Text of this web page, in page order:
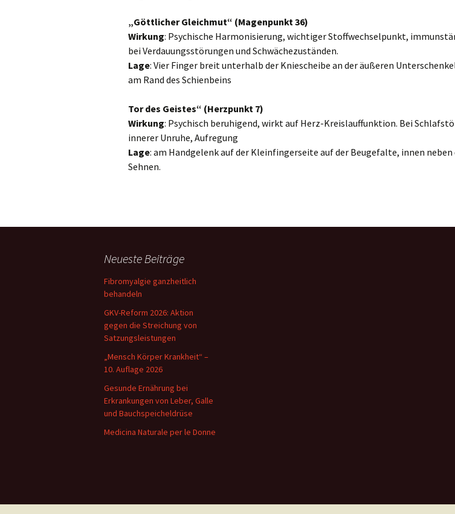
„Göttlicher Gleichmut“ (Magenpunkt 36)
Wirkung: Psychische Harmonisierung, wichtiger Stoffwechselpunkt,
bei Verdauungsstörungen und Schwächezuständen.
Lage: Vier Finger breit unterhalb der Kniescheibe an der äußeren
am Rand des Schienbeins
Tor des Geistes“ (Herzpunkt 7)
Wirkung: Psychisch beruhigend, wirkt auf Herz-Kreislauffunktion. Bei
innerer Unruhe, Aufregung
Lage: am Handgelenk auf der Kleinfingerseite auf der Beugefalte, innen neben
Sehnen.
Neueste Beiträge
Fibromyalgie ganzheitlich
behandeln
GKV-Reform 2026: Aktion
gegen die Streichung von
Satzungsleistungen
„Mensch Körper Krankheit“ –
10. Auflage 2026
Gesunde Ernährung bei
Erkrankungen von Leber, Galle
und Bauchspeicheldrüse
Medicina Naturale per le Donne